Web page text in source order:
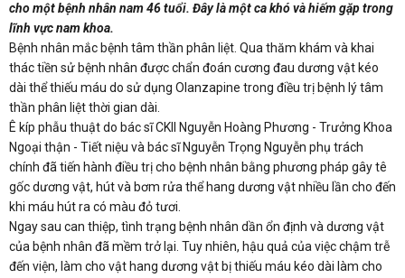
cho một bệnh nhân nam 46 tuổi. Đây là một ca khó và hiếm gặp trong
lĩnh vực nam khoa.
Bệnh nhân mắc bệnh tâm thần phân liệt. Qua thăm khám và khai
thác tiền sử bệnh nhân được chẩn đoán cương đau dương vật kéo
dài thể thiếu máu do sử dụng Olanzapine trong điều trị bệnh lý tâm
thần phân liệt thời gian dài.
Ê kíp phẫu thuật do bác sĩ CKII Nguyễn Hoàng Phương - Trưởng Khoa
Ngoại thận - Tiết niệu và bác sĩ Nguyễn Trọng Nguyễn phụ trách
chính đã tiến hành điều trị cho bệnh nhân bằng phương pháp gây tê
gốc dương vật, hút và bơm rửa thể hang dương vật nhiều lần cho đến
khi máu hút ra có màu đỏ tươi.
Ngay sau can thiệp, tình trạng bệnh nhân dần ổn định và dương vật
của bệnh nhân đã mềm trở lại. Tuy nhiên, hậu quả của việc chậm trễ
đến viện, làm cho vật hang dương vật bị thiếu máu kéo dài làm cho